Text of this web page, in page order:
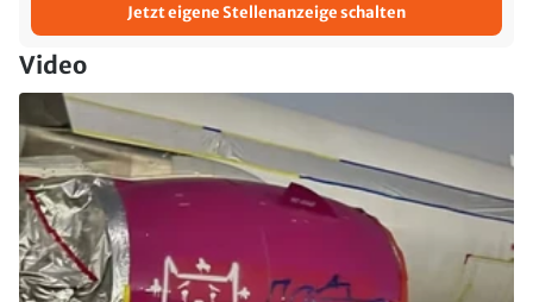
Jetzt eigene Stellenanzeige schalten
Video